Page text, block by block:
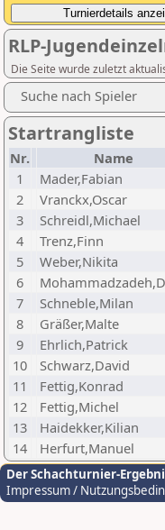
RLP-
Die Seite wurde zuletzt
Suche nach Spieler
Startrangliste
Nr. Name
1
Mader,Fabian
2
Vranckx,Oscar
3
Schreidl,Michael
4
Trenz,Finn
5
Weber,Nikita
6
7
Schneble,Milan
8
Gräßer,Malte
9
Ehrlich,Patrick
10
Schwarz,David
11
Fettig,Konrad
12
Fettig,Michel
13
Haidekker,Kilian
14
Herfurt,Manuel
Der Schachturnier-
Impressum /